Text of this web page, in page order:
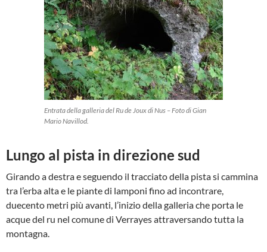
Entrata della galleria del Ru de Joux di Nus – Foto di Gian
Mario Navillod.
Lungo al pista in direzione sud
Girando a destra e seguendo il tracciato della pista si cammina
tra l’erba alta e le piante di lamponi fino ad incontrare,
duecento metri più avanti, l’inizio della galleria che porta le
acque del ru nel comune di Verrayes attraversando tutta la
montagna.